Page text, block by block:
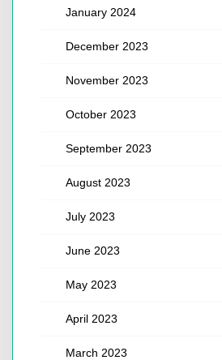
January 2024
December 2023
November 2023
October 2023
September 2023
August 2023
July 2023
June 2023
May 2023
April 2023
March 2023